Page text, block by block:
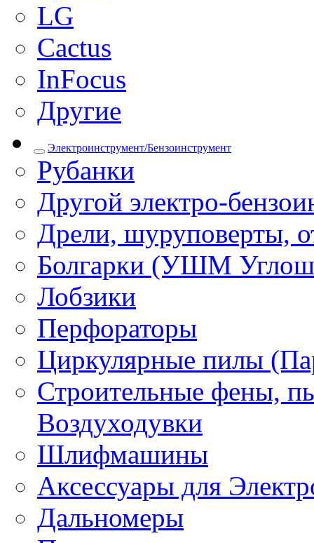
LG
Cactus
InFocus
Другие
Электроинструмент/Бензоинструмент
Рубанки
Другой электро-
Дрели, шуруповерты,
Болгарки (УШМ
Лобзики
Перфораторы
Циркулярные пилы
Строительные фены,
Воздуходувки
Шлифмашины
Аксессуары для
Дальномеры